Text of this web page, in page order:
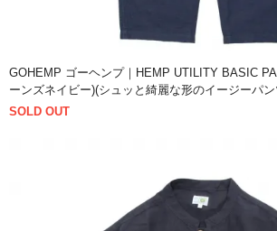
GOHEMP ゴーヘンプ｜HEMP UTILITY BASIC
ーンズネイビー)(シュッと綺麗な形のイージーパ
SOLD OUT